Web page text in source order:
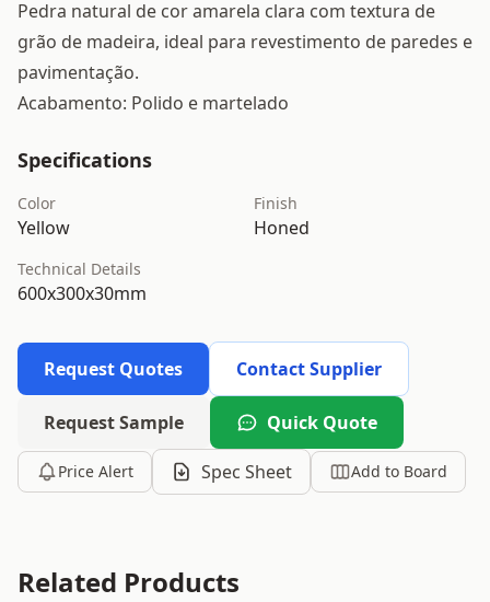
Pedra natural de cor amarela clara com textura de
grão de madeira, ideal para revestimento de paredes e
pavimentação.
Acabamento: Polido e martelado
Specifications
Color
Yellow
Finish
Honed
Technical Details
600x300x30mm
Request Quotes Contact Supplier
Request Sample Quick Quote
Price Alert Spec Sheet Add to Board
Related Products